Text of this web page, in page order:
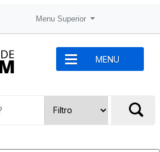
Menu Superior
MENU